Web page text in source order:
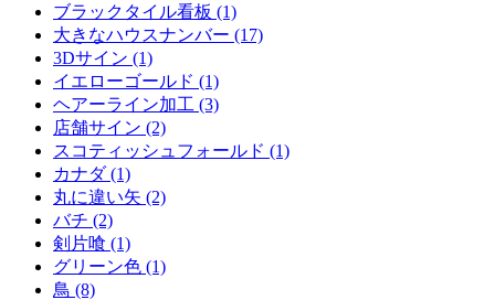
ブラックタイル看板 (1)
大きなハウスナンバー (17)
3Dサイン (1)
イエローゴールド (1)
ヘアーライン加工 (3)
店舗サイン (2)
スコティッシュフォールド (1)
カナダ (1)
丸に違い矢 (2)
バチ (2)
剣片喰 (1)
グリーン色 (1)
鳥 (8)